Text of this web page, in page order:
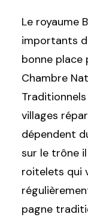
Le royaume
importants
bonne place
Chambre
villages
dépendent
sur le trône
roitelets qui
pagne